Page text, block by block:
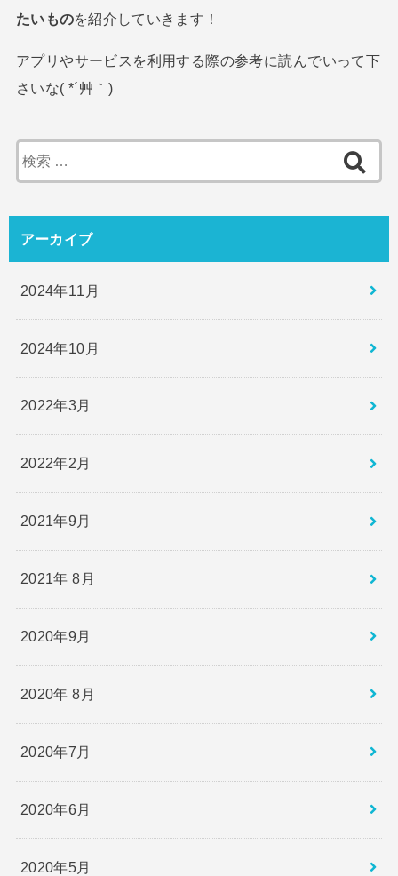
たいものを紹介していきます！
アプリやサービスを利用する際の参考に読んでいって下
さいな( *´艸｀)
索:
アーカイブ
2024年11月
2024年10月
2022年3月
2022年2月
2021年9月
2021年 8月
2020年9月
2020年 8月
2020年7月
2020年6月
2020年5月